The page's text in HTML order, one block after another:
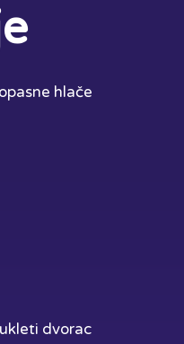
hlače
dvorac